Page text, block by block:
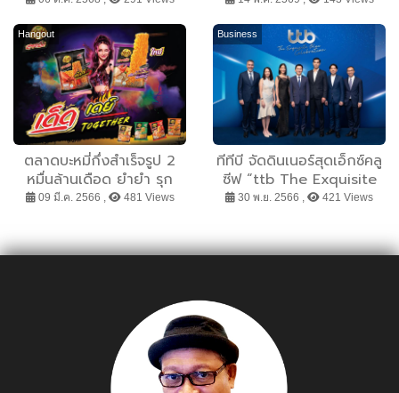
เสริมแกร่งโครงสร้างพื้นฐาน
ดิจิทัล
Hangout
ตลาดบะหมี่กึ่งสำเร็จรูป 2
หมื่นล้านเดือด ยำยำ รุก
ตลาด ปรับโฉม ออกรสใหม่
สูตรเด็ด พร้อมดึง โบกี้ไล
09 มี.ค. 2566 , 481 Views
Business
ทีทีบี จัดดินเนอร์สุดเอ็กซ์คลู
ซีฟ “ttb The Exquisite
Blue Celebration”
แข็งแกร่ง
30 พ.ย. 2566 , 421 Views